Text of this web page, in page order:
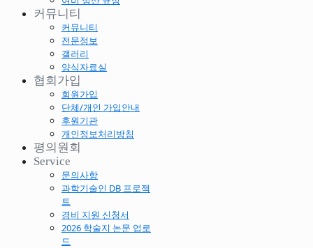
커뮤니티
커뮤니티
전문정보
갤러리
양식자료실
협회가입
회원가입
단체/개인 가입안내
후원기관
개인정보처리방침
평의원회
Service
문의사항
과학기술인 DB 프로젝
트
경비 지원 신청서
2026 학술지 논문 업로
드